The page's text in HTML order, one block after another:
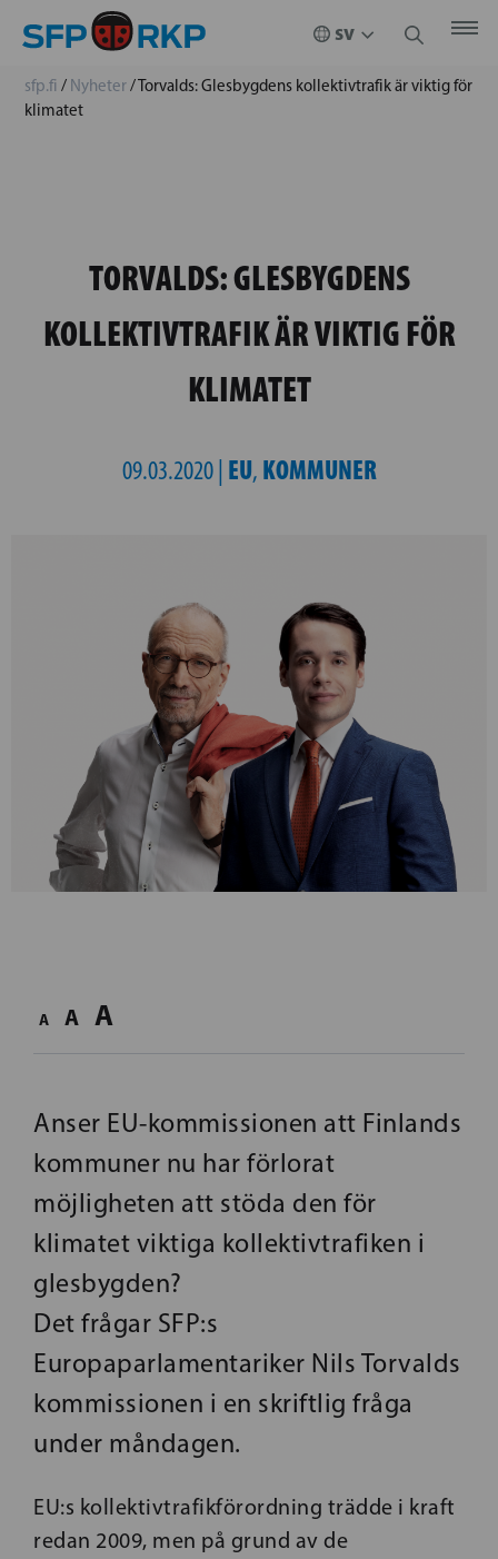
sfp.fi / Nyheter/Torvalds: Glesbygdens kollektivtrafik är viktig för
klimatet
TORVALDS: GLESBYGDENS
KOLLEKTIVTRAFIK ÄR VIKTIG FÖR
KLIMATET
09.03.2020 | EU, KOMMUNER
A A A
Anser EU-kommissionen att Finlands
kommuner nu har förlorat
möjligheten att stöda den för
klimatet viktiga kollektivtrafiken i
glesbygden?
Det frågar SFP:s
Europaparlamentariker Nils Torvalds
kommissionen i en skriftlig fråga
under måndagen.
EU:s kollektivtrafikförordning trädde i kraft
redan 2009, men på grund av de